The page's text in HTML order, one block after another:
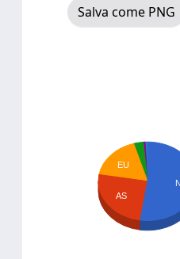
Salva come PNG
EU
AS